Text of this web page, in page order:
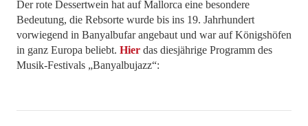
Der rote Dessertwein hat auf Mallorca eine besondere
Bedeutung, die Rebsorte wurde bis ins 19. Jahrhundert
vorwiegend in Banyalbufar angebaut und war auf Königshöfen
in ganz Europa beliebt. Hier das diesjährige Programm des
Musik-Festivals „Banyalbujazz“: